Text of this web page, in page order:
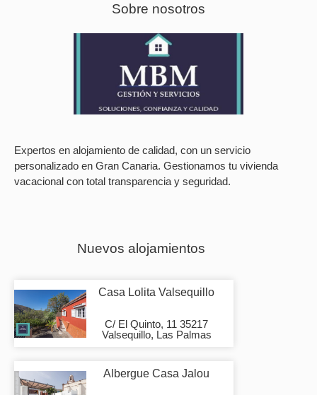
Sobre nosotros
Expertos en alojamiento de calidad, con un servicio
personalizado en Gran Canaria. Gestionamos tu vivienda
vacacional con total transparencia y seguridad.
Nuevos alojamientos
Casa Lolita Valsequillo
C/ El Quinto, 11 35217
Valsequillo, Las Palmas
Albergue Casa Jalou